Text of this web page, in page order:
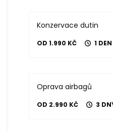
Konzervace dutin
OD 1.990 KČ 1 DEN
Oprava airbagů
OD 2.990 KČ 3